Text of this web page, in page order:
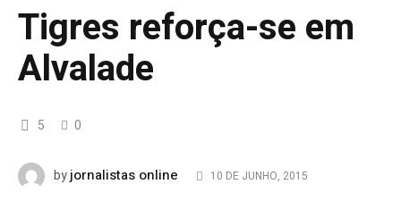
Tigres reforça-se em
Alvalade
5 0
byjornalistas online 10 DE JUNHO, 2015